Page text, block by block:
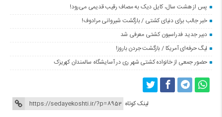
پس از هشت سال، کایل دیک به مصاف رقیب قدیمی می‌رود!
خبر جالب برای دنیای کشتی / بازگشت شیروانی مرادوف!
دبیر جدید فدراسیون کشتی معرفی شد
لیگ حرفه‌ای آمریکا / بازگشت جردن باروز!
حضور جمعی از خانواده کشتی شهر ری در آسایشگاه سالمندان کهریزک
لینک کوتاه